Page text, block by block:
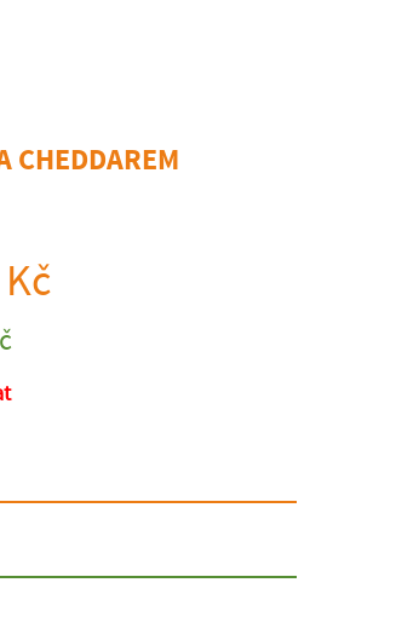
CHEDDAREM